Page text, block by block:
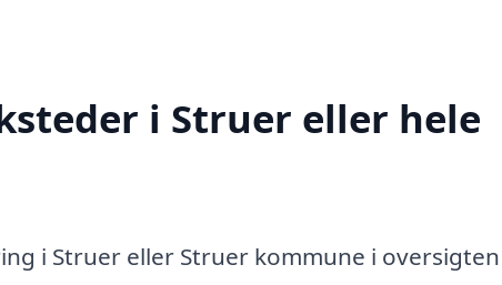
i Struer eller hele
i Struer eller Struer kommune i oversigten